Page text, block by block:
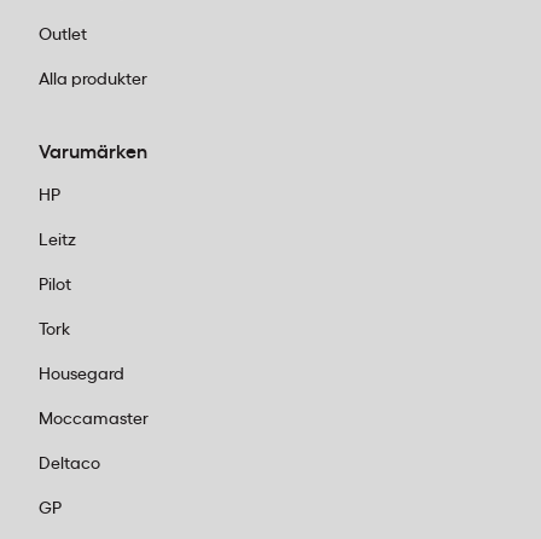
Outlet
Alla produkter
Varumärken
HP
Leitz
Pilot
Tork
Housegard
Moccamaster
Deltaco
GP